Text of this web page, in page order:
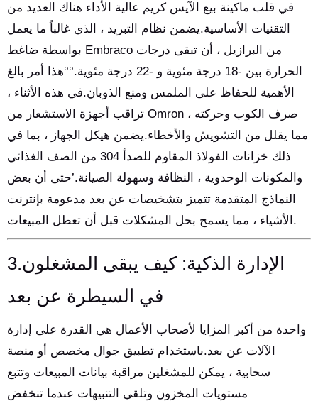
في قلب ماكينة بيع الآيس كريم عالية الأداء هناك العديد من
التقنيات الأساسية.يضمن نظام التبريد ، الذي غالباً ما يعمل
بواسطة ضاغط Embraco من البرازيل ، أن تبقى درجات
الحرارة بين -18 درجة مئوية و -22 درجة مئوية.°°هذا أمر بالغ
الأهمية للحفاظ على الملمس ومنع الذوبان.في هذه الأثناء ،
تراقب أجهزة الاستشعار من Omron صرف الكوب وحركته ،
مما يقلل من التشويش والأخطاء.يضمن هيكل الجهاز ، بما في
ذلك خزانات الفولاذ المقاوم للصدأ 304 من الصف الغذائي
والمكونات الوحدوية ، النظافة وسهولة الصيانة.’حتى أن بعض
النماذج المتقدمة تتميز بتشخيصات عن بعد مدعومة بإنترنت
الأشياء ، مما يسمح بحل المشكلات قبل أن تعطل المبيعات.
3.الإدارة الذكية: كيف يبقى المشغلون
في السيطرة عن بعد
واحدة من أكبر المزايا لأصحاب الأعمال هي القدرة على إدارة
الآلات عن بعد.باستخدام تطبيق جوال مخصص أو منصة
سحابية ، يمكن للمشغلين مراقبة بيانات المبيعات وتتبع
مستويات المخزون وتلقي التنبيهات عندما تنخفض